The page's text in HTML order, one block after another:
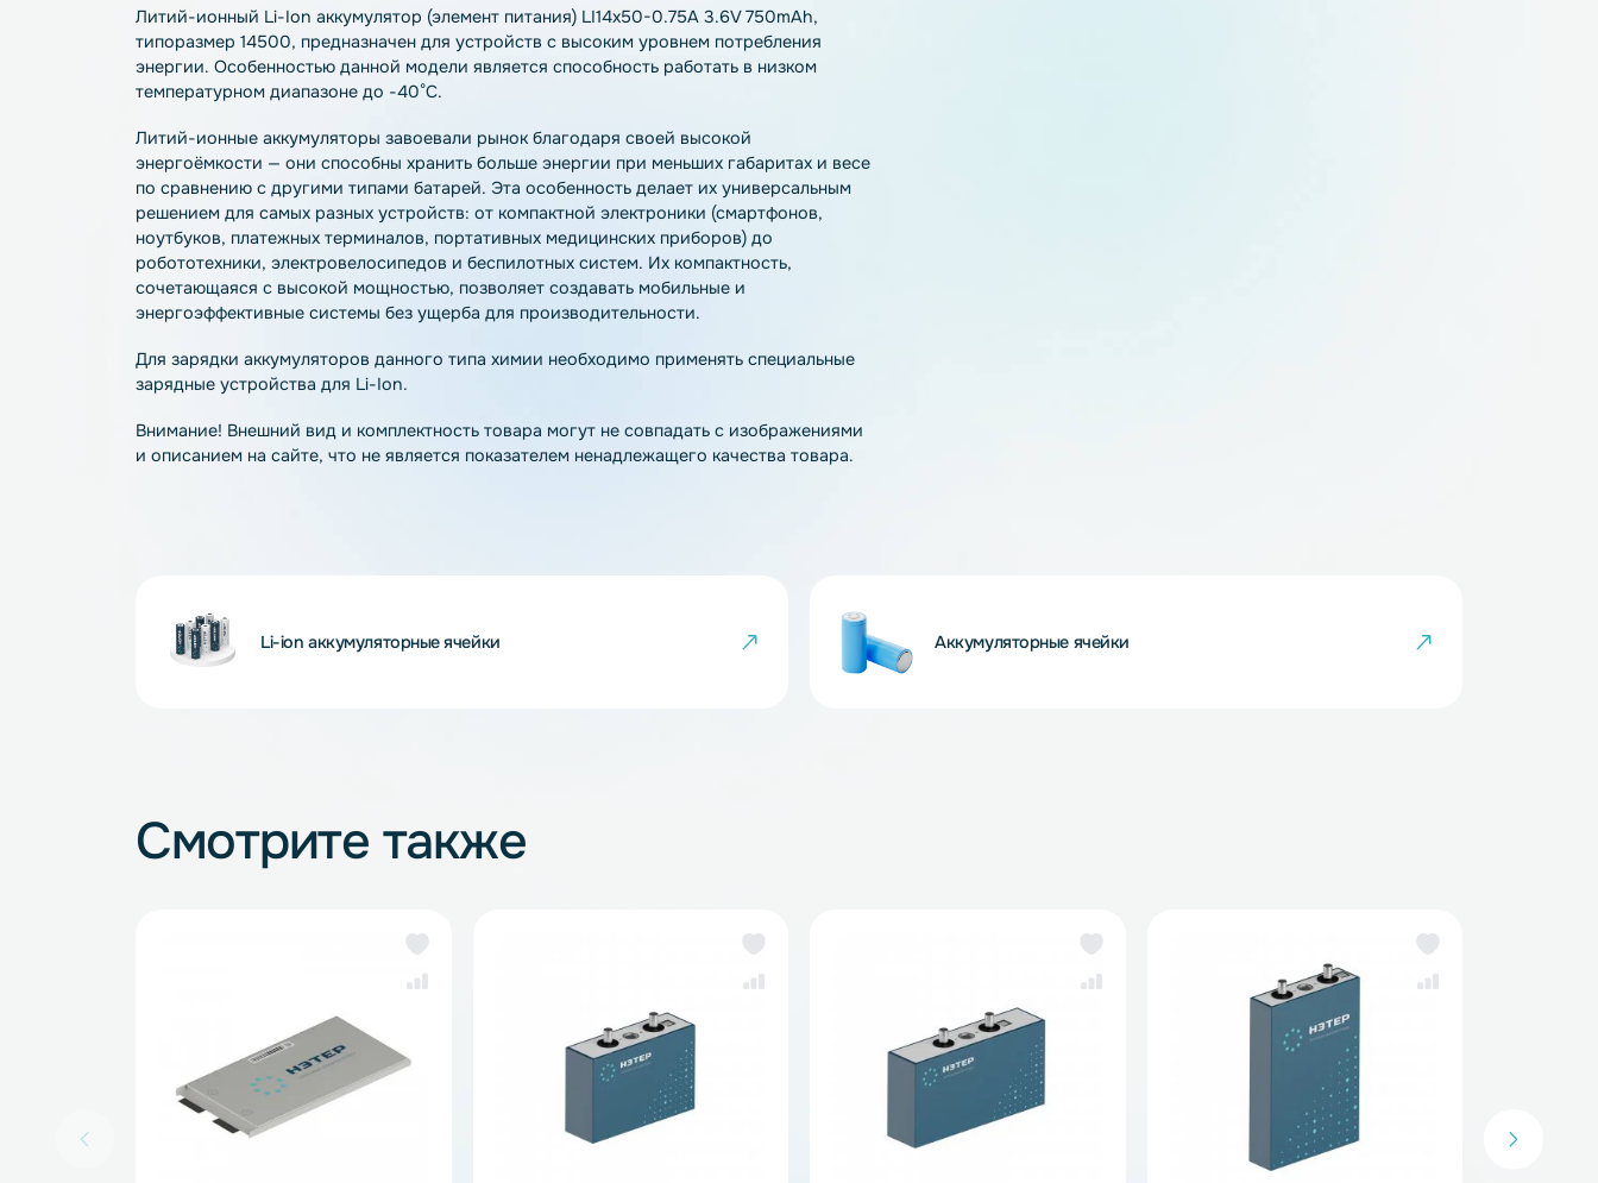
Описание Характеристики Отзывы Как купить Доставка
Литий-ионный Li-Ion аккумулятор (элемент питания) LI14x50-0.75A 3.6V 750mAh,
типоразмер 14500, предназначен для устройств с высоким уровнем потребления
энергии. Особенностью данной модели является способность работать в низком
температурном диапазоне до -40°С.
Литий-ионные аккумуляторы завоевали рынок благодаря своей высокой
энергоёмкости — они способны хранить больше энергии при меньших габаритах и весе
по сравнению с другими типами батарей. Эта особенность делает их универсальным
решением для самых разных устройств: от компактной электроники (смартфонов,
ноутбуков, платежных терминалов, портативных медицинских приборов) до
сочетающаяся с высокой мощностью, позволяет создавать мобильные и
энергоэффективные системы без ущерба для производительности.
и описанием на сайте, что не является показателем ненадлежащего качества товара.
Li-ion аккумуляторные ячейки
Смотрите также